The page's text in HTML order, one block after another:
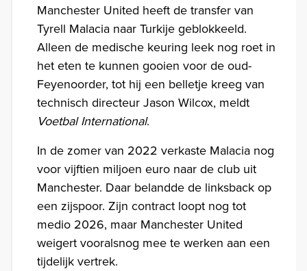
Manchester United heeft de transfer van
Tyrell Malacia naar Turkije geblokkeeld.
Alleen de medische keuring leek nog roet in
het eten te kunnen gooien voor de oud-
Feyenoorder, tot hij een belletje kreeg van
technisch directeur Jason Wilcox, meldt
Voetbal International.
In de zomer van 2022 verkaste Malacia nog
voor vijftien miljoen euro naar de club uit
Manchester. Daar belandde de linksback op
een zijspoor. Zijn contract loopt nog tot
medio 2026, maar Manchester United
weigert vooralsnog mee te werken aan een
tijdelijk vertrek.